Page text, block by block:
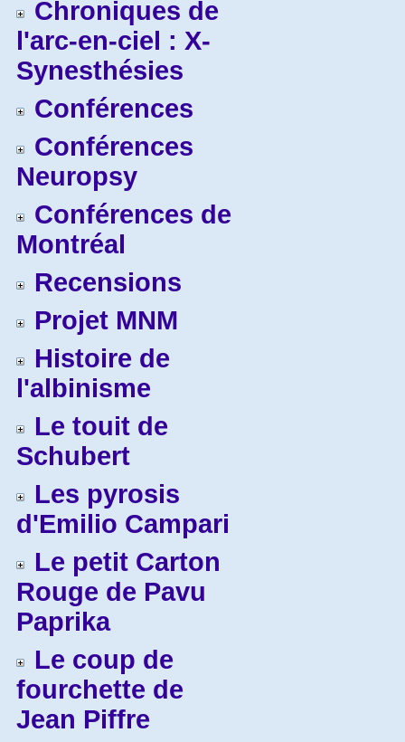
Chroniques de
l'arc-en-ciel : X-
Synesthésies
Conférences
Conférences
Neuropsy
Conférences de
Montréal
Recensions
Projet MNM
Histoire de
l'albinisme
Le touit de
Schubert
Les pyrosis
d'Emilio Campari
Le petit Carton
Rouge de Pavu
Paprika
Le coup de
fourchette de
Jean Piffre